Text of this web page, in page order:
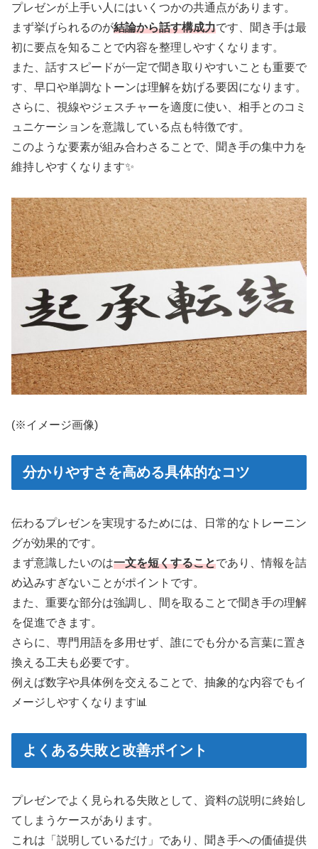
プレゼンが上手い人にはいくつかの共通点があります。
まず挙げられるのが結論から話す構成力です、聞き手は最
初に要点を知ることで内容を整理しやすくなります。
また、話すスピードが一定で聞き取りやすいことも重要で
す、早口や単調なトーンは理解を妨げる要因になります。
さらに、視線やジェスチャーを適度に使い、相手とのコミ
ュニケーションを意識している点も特徴です。
このような要素が組み合わさることで、聞き手の集中力を
維持しやすくなります✨
(※イメージ画像)
分かりやすさを高める具体的なコツ
伝わるプレゼンを実現するためには、日常的なトレーニン
グが効果的です。
まず意識したいのは一文を短くすることであり、情報を詰
め込みすぎないことがポイントです。
また、重要な部分は強調し、間を取ることで聞き手の理解
を促進できます。
さらに、専門用語を多用せず、誰にでも分かる言葉に置き
換える工夫も必要です。
例えば数字や具体例を交えることで、抽象的な内容でもイ
メージしやすくなります📊
よくある失敗と改善ポイント
プレゼンでよく見られる失敗として、資料の説明に終始し
てしまうケースがあります。
これは「説明しているだけ」であり、聞き手への価値提供